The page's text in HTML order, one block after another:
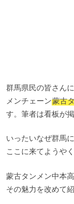
群馬県民の皆さん
メンチェーン蒙古
す。筆者は看板が
いったいなぜ群馬
ここに来てようや
蒙古タンメン中本
その魅力を改めて紹